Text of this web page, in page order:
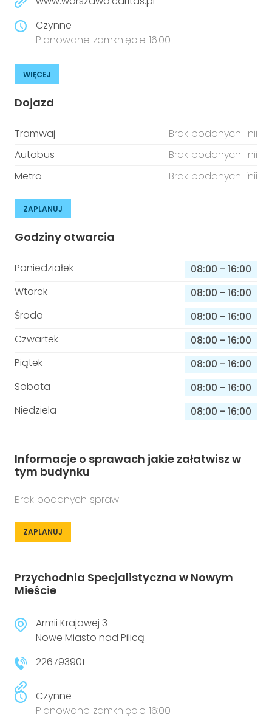
Czynne
Planowane zamknięcie 16:00
WIĘCEJ
Dojazd
Tramwaj
Brak podanych linii
Autobus
Brak podanych linii
Metro
Brak podanych linii
ZAPLANUJ
Godziny otwarcia
Poniedziałek 08:00 - 16:00
Wtorek
08:00 - 16:00
Środa
08:00 - 16:00
Czwartek
08:00 - 16:00
Piątek
08:00 - 16:00
Sobota
08:00 - 16:00
Niedziela
08:00 - 16:00
Informacje o sprawach jakie załatwisz w
tym budynku
Brak podanych spraw
ZAPLANUJ
Przychodnia Specjalistyczna w Nowym
Mieście
Armii Krajowej 3
Nowe Miasto nad Pilicą
226793901
Czynne
Planowane zamknięcie 16:00